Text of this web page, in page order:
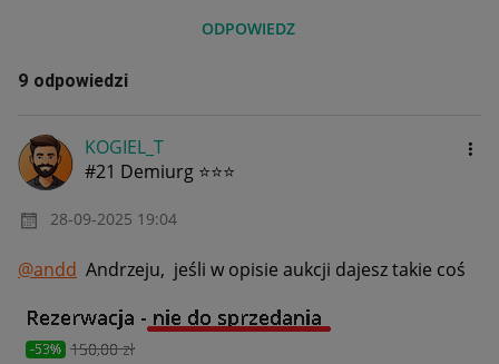
ODPOWIEDZ
9 odpowiedzi
KOGIEL_T
#21 Demiurg ⭐⭐⭐
‎28-09-2025 19:04
@andd Andrzeju, jeśli w opisie aukcji dajesz takie coś